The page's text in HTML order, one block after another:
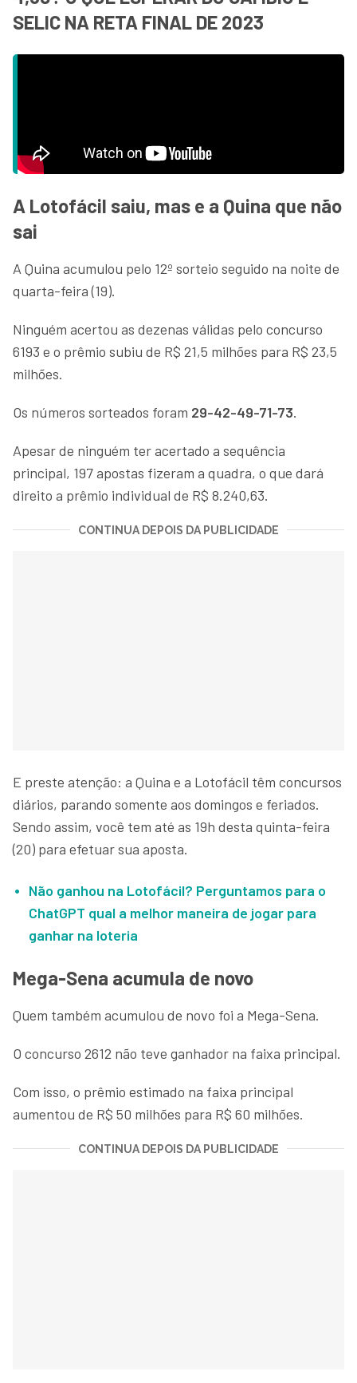
SELIC NA RETA FINAL DE 2023
A Lotofácil saiu, mas e a Quina que não
sai
A Quina acumulou pelo 12º sorteio seguido na noite de
quarta-feira (19).
Ninguém acertou as dezenas válidas pelo concurso
6193 e o prêmio subiu de R$ 21,5 milhões para R$ 23,5
milhões.
Os números sorteados foram 29-42-49-71-73.
Apesar de ninguém ter acertado a sequência
principal, 197 apostas fizeram a quadra, o que dará
direito a prêmio individual de R$ 8.240,63.
CONTINUA DEPOIS DA PUBLICIDADE
E preste atenção: a Quina e a Lotofácil têm concursos
diários, parando somente aos domingos e feriados.
Sendo assim, você tem até as 19h desta quinta-feira
(20) para efetuar sua aposta.
Não ganhou na Lotofácil? Perguntamos para o
ChatGPT qual a melhor maneira de jogar para
ganhar na loteria
Mega-Sena acumula de novo
Quem também acumulou de novo foi a Mega-Sena.
O concurso 2612 não teve ganhador na faixa principal.
Com isso, o prêmio estimado na faixa principal
aumentou de R$ 50 milhões para R$ 60 milhões.
CONTINUA DEPOIS DA PUBLICIDADE